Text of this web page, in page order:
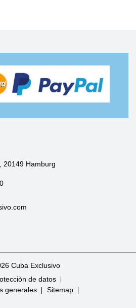
20149 Hamburg
Cuba Exclusivo
Saltar
navegación
de datos
generales
Sitemap